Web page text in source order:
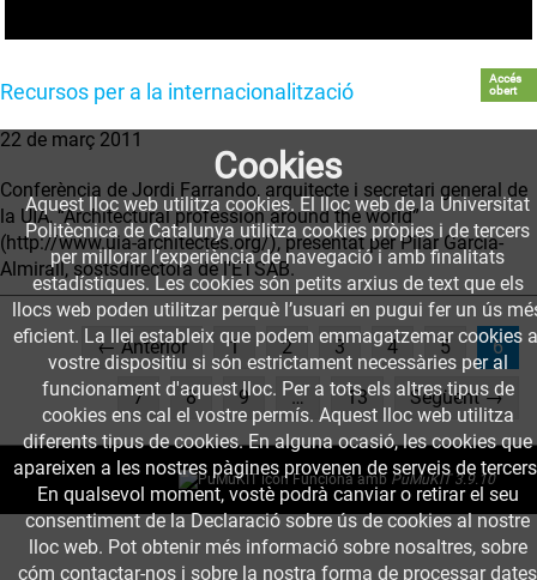
Recursos per a la internacionalització
Accés
obert
22 de març 2011
Conferència de Jordi Farrando, arquitecte i secretari general de
la UIA, “Architectural profession around the world”
(http://www.uia-architectes.org/), presentat per Pilar García-
Almirall, sostsdirectora de l'ETSAB.
← Anterior 1 2 3 4 5 6
7 8 9 … 13 Següent →
Cookies
Aquest lloc web utilitza cookies. El lloc web de la Universitat
Politècnica de Catalunya utilitza cookies pròpies i de tercers
per millorar l’experiència de navegació i amb finalitats
estadístiques. Les cookies són petits arxius de text que els
llocs web poden utilitzar perquè l’usuari en pugui fer un ús
eficient. La llei estableix que podem emmagatzemar cookies
vostre dispositiu si són estrictament necessàries per al
funcionament d'aquest lloc. Per a tots els altres tipus de
cookies ens cal el vostre permís. Aquest lloc web utilitza
diferents tipus de cookies. En alguna ocasió, les cookies que
apareixen a les nostres pàgines provenen de serveis de
En qualsevol moment, vostè podrà canviar o retirar el seu
consentiment de la Declaració sobre ús de cookies al nostre
lloc web. Pot obtenir més informació sobre nosaltres, sobre
cóm contactar-nos i sobre la nostra forma de processar dates
Funciona amb PuMuKIT 3.9.10